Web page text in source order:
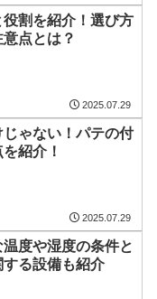
割を紹介！選び方
点とは？
2025.07.29
ゃない！パテの付
紹介！
2025.07.29
度や湿度の条件と
る設備も紹介